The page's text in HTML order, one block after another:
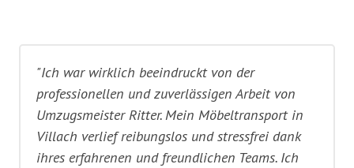
"Ich war wirklich beeindruckt von der
professionellen und zuverlässigen Arbeit von
Umzugsmeister Ritter. Mein Möbeltransport in
Villach verlief reibungslos und stressfrei dank
ihres erfahrenen und freundlichen Teams. Ich